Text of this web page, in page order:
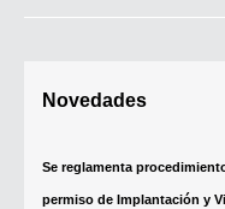
Novedades
Se reglamenta
permiso de Implantación y